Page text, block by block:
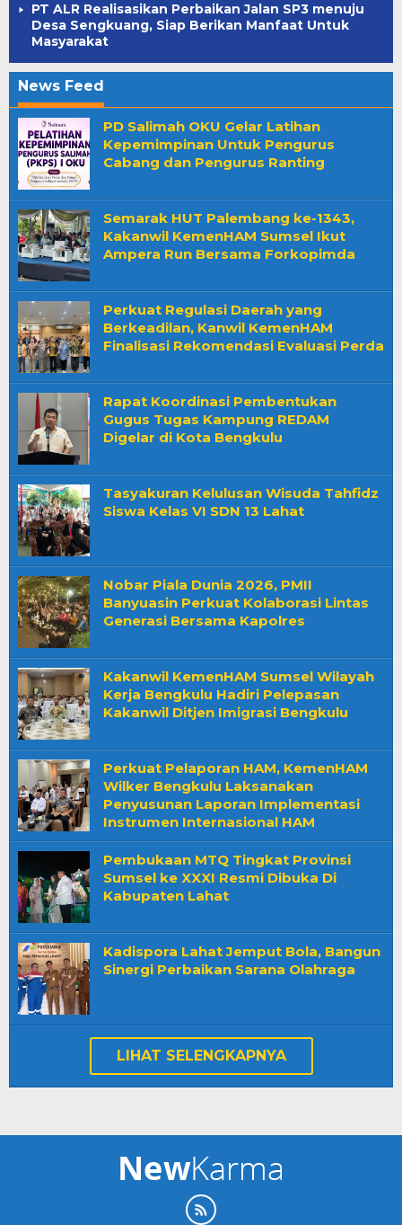
PT ALR Realisasikan Perbaikan Jalan SP3 menuju
Desa Sengkuang, Siap Berikan Manfaat Untuk
Masyarakat
News Feed
Berita
Kite
PD Salimah OKU Gelar Latihan
Kepemimpinan Untuk Pengurus
Cabang dan Pengurus Ranting
Semarak HUT Palembang ke-1343,
Kakanwil KemenHAM Sumsel Ikut
Ampera Run Bersama Forkopimda
Perkuat Regulasi Daerah yang
Berkeadilan, Kanwil KemenHAM
Finalisasi Rekomendasi Evaluasi Perda
Rapat Koordinasi Pembentukan
Gugus Tugas Kampung REDAM
Digelar di Kota Bengkulu
Tasyakuran Kelulusan Wisuda Tahfidz
Siswa Kelas VI SDN 13 Lahat
Nobar Piala Dunia 2026, PMII
Banyuasin Perkuat Kolaborasi Lintas
Generasi Bersama Kapolres
Kakanwil KemenHAM Sumsel Wilayah
Kerja Bengkulu Hadiri Pelepasan
Kakanwil Ditjen Imigrasi Bengkulu
Perkuat Pelaporan HAM, KemenHAM
Wilker Bengkulu Laksanakan
Penyusunan Laporan Implementasi
Instrumen Internasional HAM
Pembukaan MTQ Tingkat Provinsi
Sumsel ke XXXI Resmi Dibuka Di
Kabupaten Lahat
Kadispora Lahat Jemput Bola, Bangun
Sinergi Perbaikan Sarana Olahraga
LIHAT SELENGKAPNYA